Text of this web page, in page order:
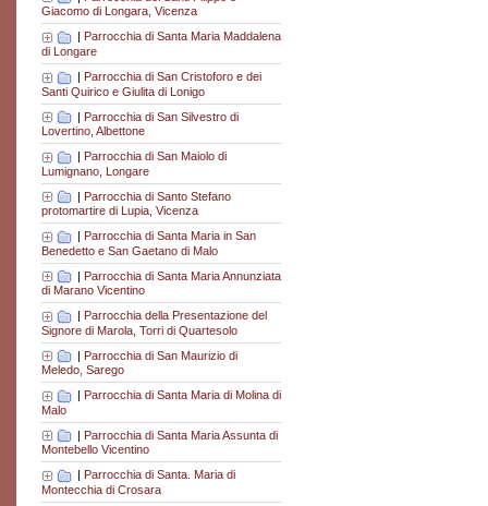
Giacomo di Longara, Vicenza
Parrocchia di Santa Maria Maddalena
di Longare
| Parrocchia di San Cristoforo e dei
Santi Quirico e Giulita di Lonigo
| Parrocchia di San Silvestro di
Lovertino, Albettone
| Parrocchia di San Maiolo di
Lumignano, Longare
| Parrocchia di Santo Stefano
protomartire di Lupia, Vicenza
| Parrocchia di Santa Maria in San
Benedetto e San Gaetano di Malo
| Parrocchia di Santa Maria Annunziata
di Marano Vicentino
Parrocchia della Presentazione del
Signore di Marola, Torri di Quartesolo
| Parrocchia di San Maurizio di
Meledo, Sarego
Parrocchia di Santa Maria di Molina di
Malo
| Parrocchia di Santa Maria Assunta di
Montebello Vicentino
Parrocchia di Santa. Maria di
Montecchia di Crosara